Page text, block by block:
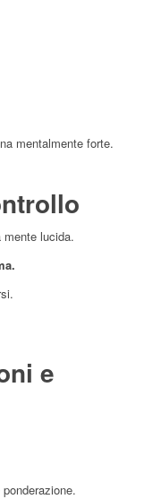
mentalmente forte.
lucida.
e